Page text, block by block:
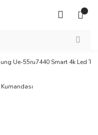
Ue-55ru7440 Smart 4k Led Tv